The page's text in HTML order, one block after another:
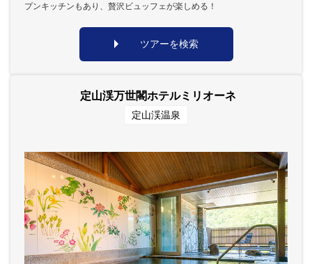
プンキッチンもあり、贅沢ビュッフェが楽しめる！
ツアーを検索
定山渓万世閣ホテルミリオーネ
定山渓温泉